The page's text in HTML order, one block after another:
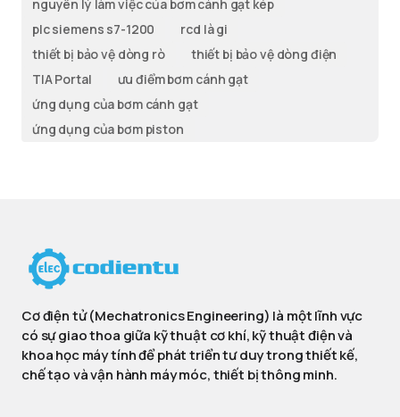
nguyên lý làm việc của bơm cánh gạt kép
plc siemens s7-1200
rcd là gi
thiết bị bảo vệ dòng rò
thiết bị bảo vệ dòng điện
TIA Portal
ưu điểm bơm cánh gạt
ứng dụng của bơm cánh gạt
ứng dụng của bơm piston
Cơ điện tử (Mechatronics Engineering) là một lĩnh vực
có sự giao thoa giữa kỹ thuật cơ khí, kỹ thuật điện và
khoa học máy tính để phát triển tư duy trong thiết kế,
chế tạo và vận hành máy móc, thiết bị thông minh.